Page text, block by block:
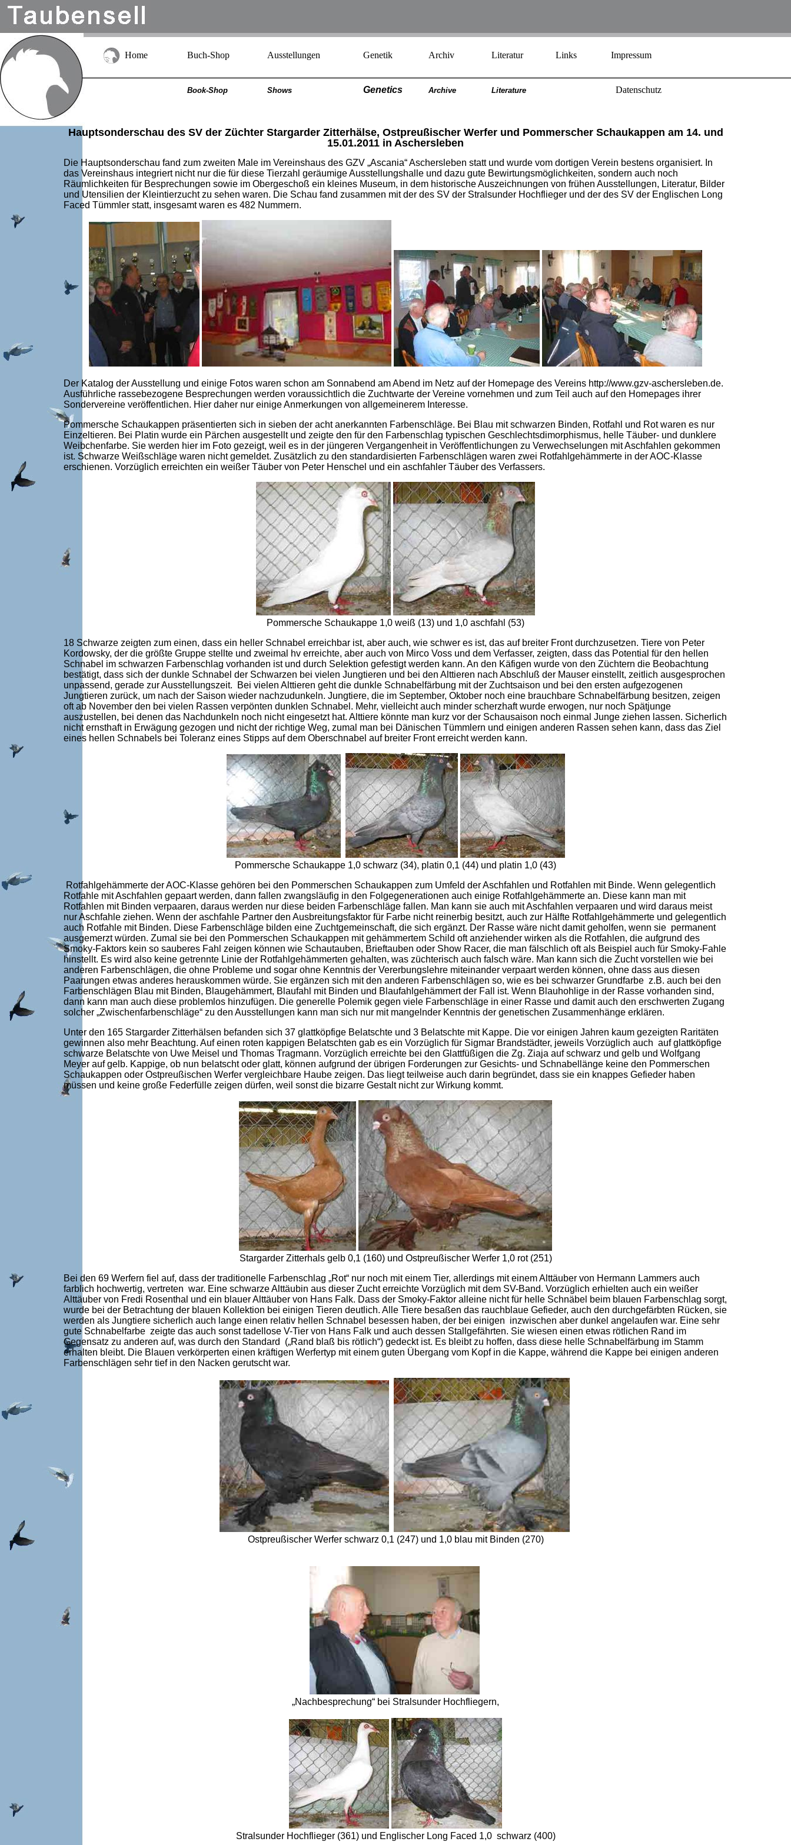
Home Buch-Shop Ausstellungen Genetik Archiv Literatur Links Impressum
Book-Shop Shows Genetics Archive Literature Datenschutz
Hauptsonderschau des SV der Züchter Stargarder Zitterhälse, Ostpreußischer Werfer und Pommerscher Schaukappen am 14. und
15.01.2011 in Aschersleben
Die Hauptsonderschau fand zum zweiten Male im Vereinshaus des GZV „Ascania“ Aschersleben statt und wurde vom dortigen Verein bestens organisiert. In
das Vereinshaus integriert nicht nur die für diese Tierzahl geräumige Ausstellungshalle und dazu gute Bewirtungsmöglichkeiten, sondern auch noch
Räumlichkeiten für Besprechungen sowie im Obergeschoß ein kleines Museum, in dem historische Auszeichnungen von frühen Ausstellungen, Literatur, Bilder
und Utensilien der Kleintierzucht zu sehen waren. Die Schau fand zusammen mit der des SV der Stralsunder Hochflieger und der des SV der Englischen Long
Faced Tümmler statt, insgesamt waren es 482 Nummern.
Der Katalog der Ausstellung und einige Fotos waren schon am Sonnabend am Abend im Netz auf der Homepage des Vereins http://www.gzv-aschersleben.de.
Ausführliche rassebezogene Besprechungen werden voraussichtlich die Zuchtwarte der Vereine vornehmen und zum Teil auch auf den Homepages ihrer
Sondervereine veröffentlichen. Hier daher nur einige Anmerkungen von allgemeinerem Interesse.
Pommersche Schaukappen präsentierten sich in sieben der acht anerkannten Farbenschläge. Bei Blau mit schwarzen Binden, Rotfahl und Rot waren es nur
Einzeltieren. Bei Platin wurde ein Pärchen ausgestellt und zeigte den für den Farbenschlag typischen Geschlechtsdimorphismus, helle Täuber- und dunklere
Weibchenfarbe. Sie werden hier im Foto gezeigt, weil es in der jüngeren Vergangenheit in Veröffentlichungen zu Verwechselungen mit Aschfahlen gekommen
ist. Schwarze Weißschläge waren nicht gemeldet. Zusätzlich zu den standardisierten Farbenschlägen waren zwei Rotfahlgehämmerte in der AOC-Klasse
erschienen. Vorzüglich erreichten ein weißer Täuber von Peter Henschel und ein aschfahler Täuber des Verfassers.
Pommersche Schaukappe 1,0 weiß (13) und 1,0 aschfahl (53)
18 Schwarze zeigten zum einen, dass ein heller Schnabel erreichbar ist, aber auch, wie schwer es ist, das auf breiter Front durchzusetzen. Tiere von Peter
Kordowsky, der die größte Gruppe stellte und zweimal hv erreichte, aber auch von Mirco Voss und dem Verfasser, zeigten, dass das Potential für den hellen
Schnabel im schwarzen Farbenschlag vorhanden ist und durch Selektion gefestigt werden kann. An den Käfigen wurde von den Züchtern die Beobachtung
bestätigt, dass sich der dunkle Schnabel der Schwarzen bei vielen Jungtieren und bei den Alttieren nach Abschluß der Mauser einstellt, zeitlich ausgesprochen
unpassend, gerade zur Ausstellungszeit. Bei vielen Alttieren geht die dunkle Schnabelfärbung mit der Zuchtsaison und bei den ersten aufgezogenen
Jungtieren zurück, um nach der Saison wieder nachzudunkeln. Jungtiere, die im September, Oktober noch eine brauchbare Schnabelfärbung besitzen, zeigen
oft ab November den bei vielen Rassen verpönten dunklen Schnabel. Mehr, vielleicht auch minder scherzhaft wurde erwogen, nur noch Spätjunge
auszustellen, bei denen das Nachdunkeln noch nicht eingesetzt hat. Alttiere könnte man kurz vor der Schausaison noch einmal Junge ziehen lassen. Sicherlich
nicht ernsthaft in Erwägung gezogen und nicht der richtige Weg, zumal man bei Dänischen Tümmlern und einigen anderen Rassen sehen kann, dass das Ziel
eines hellen Schnabels bei Toleranz eines Stipps auf dem Oberschnabel auf breiter Front erreicht werden kann.
Pommersche Schaukappe 1,0 schwarz (34), platin 0,1 (44) und platin 1,0 (43)
Rotfahlgehämmerte der AOC-Klasse gehören bei den Pommerschen Schaukappen zum Umfeld der Aschfahlen und Rotfahlen mit Binde. Wenn gelegentlich
Rotfahle mit Aschfahlen gepaart werden, dann fallen zwangsläufig in den Folgegenerationen auch einige Rotfahlgehämmerte an. Diese kann man mit
Rotfahlen mit Binden verpaaren, daraus werden nur diese beiden Farbenschläge fallen. Man kann sie auch mit Aschfahlen verpaaren und wird daraus meist
nur Aschfahle ziehen. Wenn der aschfahle Partner den Ausbreitungsfaktor für Farbe nicht reinerbig besitzt, auch zur Hälfte Rotfahlgehämmerte und gelegentlich
auch Rotfahle mit Binden. Diese Farbenschläge bilden eine Zuchtgemeinschaft, die sich ergänzt. Der Rasse wäre nicht damit geholfen, wenn sie permanent
ausgemerzt würden. Zumal sie bei den Pommerschen Schaukappen mit gehämmertem Schild oft anziehender wirken als die Rotfahlen, die aufgrund des
Smoky-Faktors kein so sauberes Fahl zeigen können wie Schautauben, Brieftauben oder Show Racer, die man fälschlich oft als Beispiel auch für Smoky-Fahle
hinstellt. Es wird also keine getrennte Linie der Rotfahlgehämmerten gehalten, was züchterisch auch falsch wäre. Man kann sich die Zucht vorstellen wie bei
anderen Farbenschlägen, die ohne Probleme und sogar ohne Kenntnis der Vererbungslehre miteinander verpaart werden können, ohne dass aus diesen
Paarungen etwas anderes herauskommen würde. Sie ergänzen sich mit den anderen Farbenschlägen so, wie es bei schwarzer Grundfarbe z.B. auch bei den
Farbenschlägen Blau mit Binden, Blaugehämmert, Blaufahl mit Binden und Blaufahlgehämmert der Fall ist. Wenn Blauhohlige in der Rasse vorhanden sind,
dann kann man auch diese problemlos hinzufügen. Die generelle Polemik gegen viele Farbenschläge in einer Rasse und damit auch den erschwerten Zugang
solcher „Zwischenfarbenschläge“ zu den Ausstellungen kann man sich nur mit mangelnder Kenntnis der genetischen Zusammenhänge erklären.
Unter den 165 Stargarder Zitterhälsen befanden sich 37 glattköpfige Belatschte und 3 Belatschte mit Kappe. Die vor einigen Jahren kaum gezeigten Raritäten
gewinnen also mehr Beachtung. Auf einen roten kappigen Belatschten gab es ein Vorzüglich für Sigmar Brandstädter, jeweils Vorzüglich auch auf glattköpfige
schwarze Belatschte von Uwe Meisel und Thomas Tragmann. Vorzüglich erreichte bei den Glattfüßigen die Zg. Ziaja auf schwarz und gelb und Wolfgang
Meyer auf gelb. Kappige, ob nun belatscht oder glatt, können aufgrund der übrigen Forderungen zur Gesichts- und Schnabellänge keine den Pommerschen
Schaukappen oder Ostpreußischen Werfer vergleichbare Haube zeigen. Das liegt teilweise auch darin begründet, dass sie ein knappes Gefieder haben
müssen und keine große Federfülle zeigen dürfen, weil sonst die bizarre Gestalt nicht zur Wirkung kommt.
Stargarder Zitterhals gelb 0,1 (160) und Ostpreußischer Werfer 1,0 rot (251)
Bei den 69 Werfern fiel auf, dass der traditionelle Farbenschlag „Rot“ nur noch mit einem Tier, allerdings mit einem Alttäuber von Hermann Lammers auch
farblich hochwertig, vertreten war. Eine schwarze Alttäubin aus dieser Zucht erreichte Vorzüglich mit dem SV-Band. Vorzüglich erhielten auch ein weißer
Alttäuber von Fredi Rosenthal und ein blauer Alttäuber von Hans Falk. Dass der Smoky-Faktor alleine nicht für helle Schnäbel beim blauen Farbenschlag sorgt,
wurde bei der Betrachtung der blauen Kollektion bei einigen Tieren deutlich. Alle Tiere besaßen das rauchblaue Gefieder, auch den durchgefärbten Rücken, sie
werden als Jungtiere sicherlich auch lange einen relativ hellen Schnabel besessen haben, der bei einigen inzwischen aber dunkel angelaufen war. Eine sehr
gute Schnabelfarbe zeigte das auch sonst tadellose V-Tier von Hans Falk und auch dessen Stallgefährten. Sie wiesen einen etwas rötlichen Rand im
Gegensatz zu anderen auf, was durch den Standard („Rand blaß bis rötlich“) gedeckt ist. Es bleibt zu hoffen, dass diese helle Schnabelfärbung im Stamm
erhalten bleibt. Die Blauen verkörperten einen kräftigen Werfertyp mit einem guten Übergang vom Kopf in die Kappe, während die Kappe bei einigen anderen
Farbenschlägen sehr tief in den Nacken gerutscht war.
Ostpreußischer Werfer schwarz 0,1 (247) und 1,0 blau mit Binden (270)
„Nachbesprechung“ bei Stralsunder Hochfliegern,
Stralsunder Hochflieger (361) und Englischer Long Faced 1,0 schwarz (400)